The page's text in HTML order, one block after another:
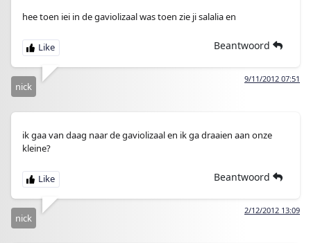
hee toen iei in de gaviolizaal was toen zie ji salalia en
Beantwoord
9/11/2012 07:51
nick
ik gaa van daag naar de gaviolizaal en ik ga draaien aan onze
kleine?
Beantwoord
2/12/2012 13:09
nick